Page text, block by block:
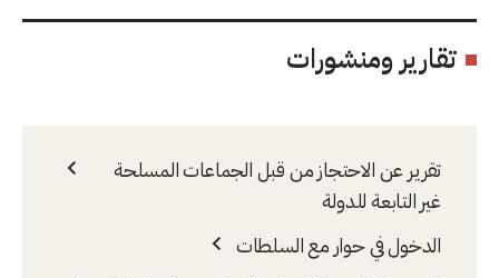
تقارير ومنشورات
تقرير عن الاحتجاز من قبل الجماعات المسلحة
غير التابعة للدولة
الدخول في حوار مع السلطات